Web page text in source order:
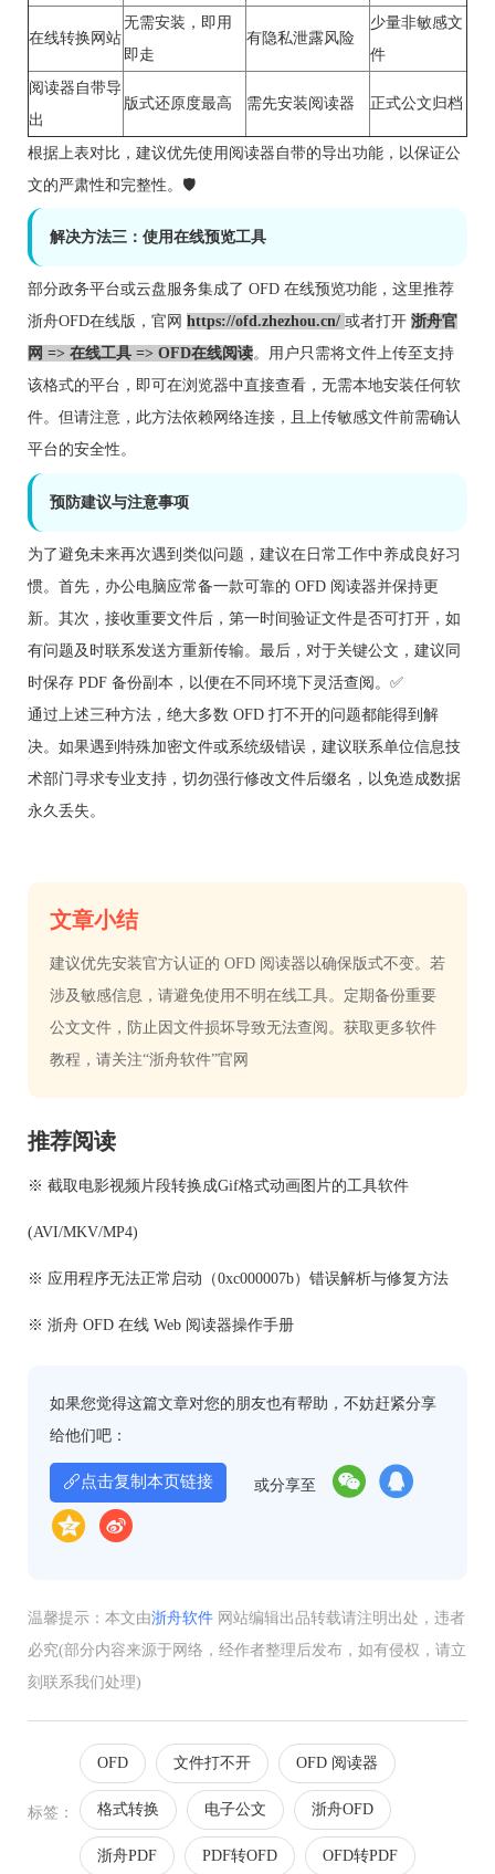
在线转换网站
无需安装，即用
即走
有隐私泄露风险
少量非敏感文
件
阅读器自带导
出
版式还原度最高 需先安装阅读器 正式公文归档
根据上表对比，建议优先使用阅读器自带的导出功能，以保证公
文的严肃性和完整性。🛡️
解决方法三：使用在线预览工具
部分政务平台或云盘服务集成了 OFD 在线预览功能，这里推荐
浙舟OFD在线版，官网 https://ofd.zhezhou.cn/ 或者打开 浙舟官
网 => 在线工具 => OFD在线阅读。用户只需将文件上传至支持
该格式的平台，即可在浏览器中直接查看，无需本地安装任何软
件。但请注意，此方法依赖网络连接，且上传敏感文件前需确认
平台的安全性。
预防建议与注意事项
为了避免未来再次遇到类似问题，建议在日常工作中养成良好习
惯。首先，办公电脑应常备一款可靠的 OFD 阅读器并保持更
新。其次，接收重要文件后，第一时间验证文件是否可打开，如
有问题及时联系发送方重新传输。最后，对于关键公文，建议同
时保存 PDF 备份副本，以便在不同环境下灵活查阅。✅
通过上述三种方法，绝大多数 OFD 打不开的问题都能得到解
决。如果遇到特殊加密文件或系统级错误，建议联系单位信息技
术部门寻求专业支持，切勿强行修改文件后缀名，以免造成数据
永久丢失。
文章小结
建议优先安装官方认证的 OFD 阅读器以确保版式不变。若
涉及敏感信息，请避免使用不明在线工具。定期备份重要
公文文件，防止因文件损坏导致无法查阅。获取更多软件
教程，请关注“浙舟软件”官网
推荐阅读
※ 截取电影视频片段转换成Gif格式动画图片的工具软件
(AVI/MKV/MP4)
※ 应用程序无法正常启动（0xc000007b）错误解析与修复方法
※ 浙舟 OFD 在线 Web 阅读器操作手册
如果您觉得这篇文章对您的朋友也有帮助，不妨赶紧分享
给他们吧：
点击复制本页链接 或分享至
温馨提示：本文由浙舟软件 网站编辑出品转载请注明出处，违者
必究(部分内容来源于网络，经作者整理后发布，如有侵权，请立
刻联系我们处理)
标签：
OFD 文件打不开 OFD 阅读器
格式转换 电子公文 浙舟OFD
浙舟PDF PDF转OFD OFD转PDF